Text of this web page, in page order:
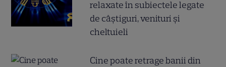
relaxate în subiectele legate
de câștiguri, venituri și
cheltuieli
Cine poate retrage banii din